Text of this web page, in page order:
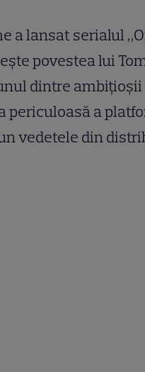
a lansat serialul
povestea lui
dintre
periculoasă a
vedetele din